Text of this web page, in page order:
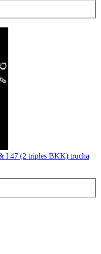
I 47 (2 triples BKK) trucha